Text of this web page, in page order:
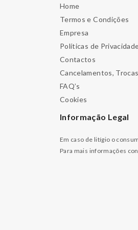
Home
Termos e Condições
Empresa
Políticas de
Contactos
Cancelamentos,
FAQ’s
Cookies
Informação Legal
Em caso de litígio o
Para mais informações